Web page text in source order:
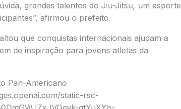
grandes talentos do Jiu-Jitsu, um esporte
afirmou o prefeito.
que conquistas internacionais ajudam a
de inspiração para jovens atletas da
Pan-Americano